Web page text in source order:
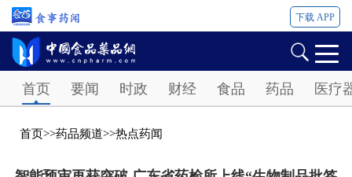
下载 APP
首页 要闻 时政 财经 食品 药品 医疗
首页>>药品频道>>热点药闻